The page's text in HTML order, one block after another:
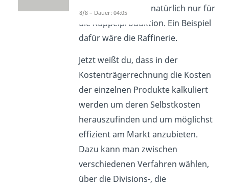
Kuppelkalkulation natürlich nur für
die Kuppelproduktion. Ein Beispiel
dafür wäre die Raffinerie.
Jetzt weißt du, dass in der
Kostenträgerrechnung die Kosten
der einzelnen Produkte kalkuliert
werden um deren Selbstkosten
herauszufinden und um möglichst
effizient am Markt anzubieten.
Dazu kann man zwischen
verschiedenen Verfahren wählen,
über die Divisions-, die
8/8 – Dauer: 04:05